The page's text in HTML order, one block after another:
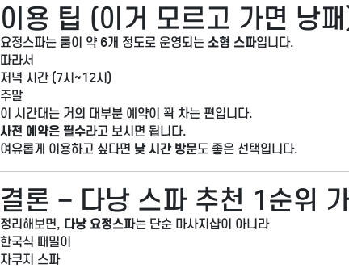
이용 팁 (이거 모르고 가면 낭
요정스파는 룸이 약 6개 정도로 운영되는 소형 스파입니다.
따라서
저녁 시간 (7시~12시)
주말
이 시간대는 거의 대부분 예약이 꽉 차는 편입니다.
사전 예약은 필수라고 보시면 됩니다.
여유롭게 이용하고 싶다면 낮 시간 방문도 좋은 선택입니다.
결론 – 다낭 스파 추천 1순위
정리해보면, 다낭 요정스파는 단순 마사지샵이 아니라
한국식 때밀이
자쿠지 스파